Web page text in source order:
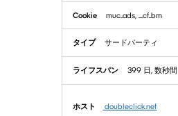
muc_ads, __cf_bm
サードパーティ
399 日, 数秒間
doubleclick.net